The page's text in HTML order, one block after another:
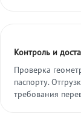
Контроль и
Проверка
паспорту.
требования